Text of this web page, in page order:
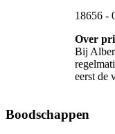
18656 -
Over
Bij
eerst de
Boodschappen